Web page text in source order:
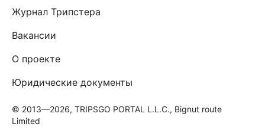
Журнал Трипстера
Вакансии
О проекте
Юридические документы
© 2013—2026, TRIPSGO PORTAL L.L.C., Bignut route
Limited